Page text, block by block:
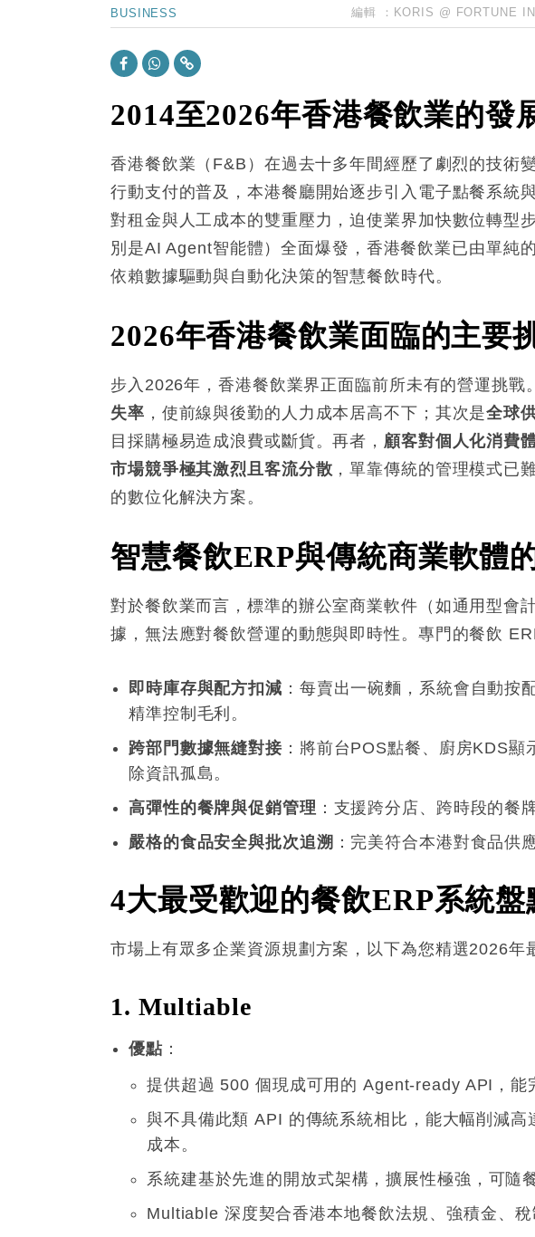
BUSINESS 編輯 ： KORIS @ FORTUNE
2014至2026年香港餐飲業的發
香港餐飲業（F&B）在過去十多年間經歷了劇烈的技術
行動支付的普及，本港餐廳開始逐步引入電子點餐系統
對租金與人工成本的雙重壓力，迫使業界加快數位轉型
別是AI Agent智能體）全面爆發，香港餐飲業已由單純
依賴數據驅動與自動化決策的智慧餐飲時代。
2026年香港餐飲業面臨的主要
步入2026年，香港餐飲業界正面臨前所未有的營運挑戰
失率 ，使前線與後勤的人力成本居高不下；其次是全球
目採購極易造成浪費或斷貨。再者， 顧客對個人化消費
市場競爭極其激烈且客流分散 ，單靠傳統的管理模式已
的數位化解決方案 。
智慧餐飲ERP與傳統商業軟體
對於餐飲業而言，標準的辦公室商業軟件（如通用型會
據，無法應對餐飲營運的動態與即時性。專門的餐飲
即時庫存與配方扣減 ：每賣出一碗麵，系統會自動按
精準控制毛利 。
跨部門數據無縫對接 ：將前台POS點餐、廚房KDS
除資訊孤島 。
高彈性的餐牌與促銷管理 ：支援跨分店、跨時段的餐
嚴格的食品安全與批次追溯 ：完美符合本港對食品供
4大最受歡迎的餐飲ERP系統盤
市場上有眾多企業資源規劃方案，以下為您精選2026年
1. Multiable
優點 ：
提供超過 500 個現成可用的 Agent-ready API，
與不具備此類 API 的傳統系統相比，能大幅削減
成本 。
系統建基於先進的開放式架構，擴展性極強，可隨
Multiable 深度契合香港本地餐飲法規、強積金、